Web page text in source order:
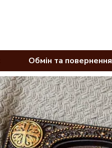
Обмін та повернення